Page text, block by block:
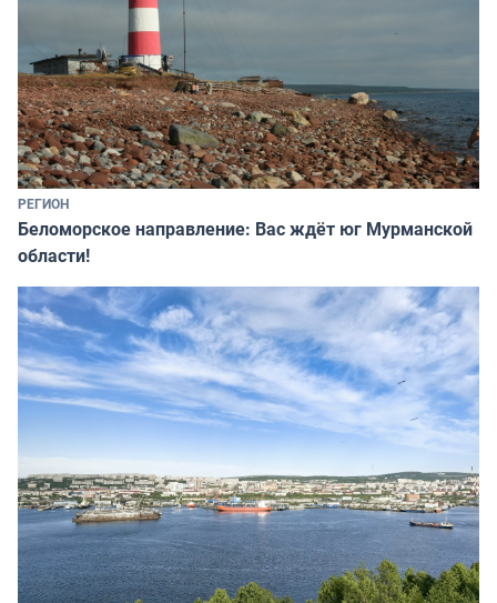
РЕГИОН
Беломорское направление: Вас ждёт юг Мурманской
области!